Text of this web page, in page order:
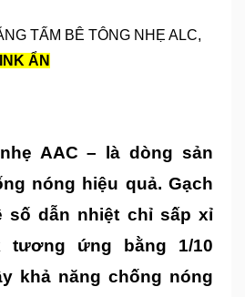
TẤM BÊ TÔNG NHẸ ALC,
ẨN
AAC – là dòng sản
nóng hiệu quả. Gạch
số dẫn nhiệt chỉ sấp xỉ
tương ứng bằng 1/10
khả năng chống nóng